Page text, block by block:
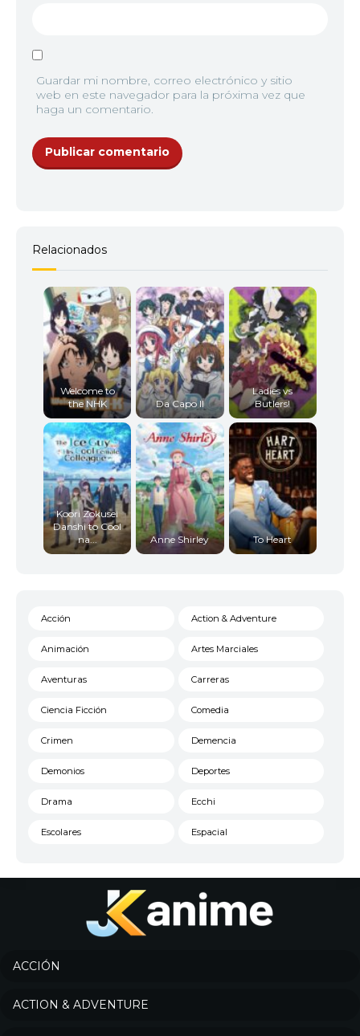
Guardar mi nombre, correo electrónico y sitio
web en este navegador para la próxima vez que
haga un comentario.
Relacionados
Welcome to
the NHK
Da Capo II
Ladies vs
Butlers!
Koori Zokusei
Danshi to Cool
na...
Anne Shirley To Heart
Acción Action & Adventure
Animación Artes Marciales
Aventuras Carreras
Ciencia Ficción Comedia
Crimen Demencia
Demonios Deportes
Drama Ecchi
Escolares Espacial
Historico
Josei
ACCIÓN
ACTION & ADVENTURE